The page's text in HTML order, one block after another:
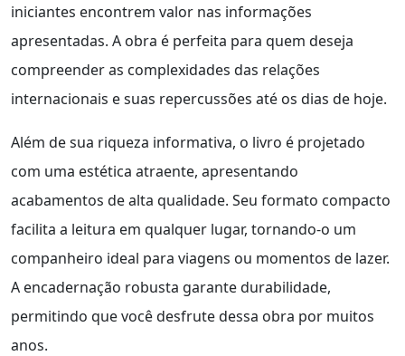
iniciantes encontrem valor nas informações
apresentadas. A obra é perfeita para quem deseja
compreender as complexidades das relações
internacionais e suas repercussões até os dias de hoje.
Além de sua riqueza informativa, o livro é projetado
com uma estética atraente, apresentando
acabamentos de alta qualidade. Seu formato compacto
facilita a leitura em qualquer lugar, tornando-o um
companheiro ideal para viagens ou momentos de lazer.
A encadernação robusta garante durabilidade,
permitindo que você desfrute dessa obra por muitos
anos.